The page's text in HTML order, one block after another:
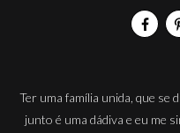
Ter uma família unida, que se
junto é uma dádiva e eu me